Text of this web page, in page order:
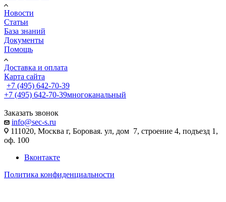
Новости
Статьи
База знаний
Документы
Помощь
Доставка и оплата
Карта сайта
+7 (495) 642-70-39
+7 (495) 642-70-39многоканальный
Заказать звонок
info@sec-s.ru
111020, Москва г, Боровая. ул, дом 7, строение 4, подъезд 1,
оф. 100
Вконтакте
Политика конфиденциальности